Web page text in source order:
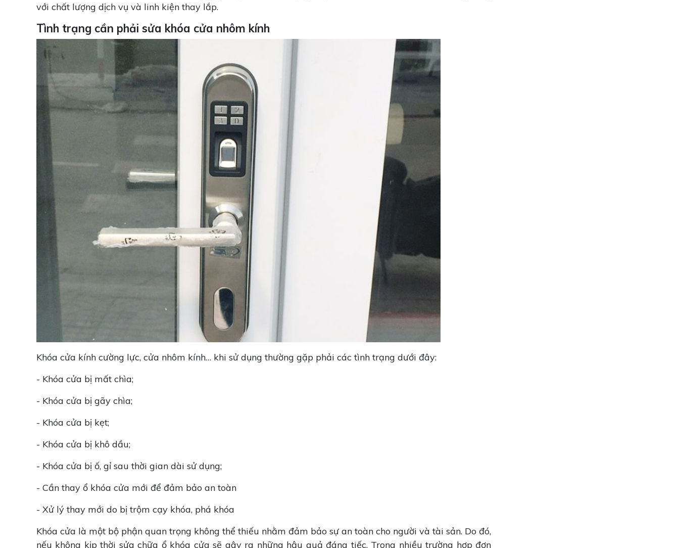
với chất lượng dịch vụ và linh kiện thay lắp.
Tình trạng cần phải sửa khóa cửa nhôm kính
Khóa cửa kính cường lực, cửa nhôm kính… khi sử dụng thường gặp phải các tình trạng dưới đây:
- Khóa cửa bị mất chìa;
- Khóa cửa bị gãy chìa;
- Khóa cửa bị kẹt;
- Khóa cửa bị khô dầu;
- Khóa cửa bị ố, gỉ sau thời gian dài sử dụng;
- Cần thay ổ khóa cửa mới để đảm bảo an toàn
- Xử lý thay mới do bị trộm cạy khóa, phá khóa
Khóa cửa là một bộ phận quan trọng không thể thiếu nhằm đảm bảo sự an toàn cho người và tài sản. Do đó,
nếu không kịp thời sửa chữa ổ khóa cửa sẽ gây ra những hậu quả đáng tiếc. Trong nhiều trường hợp đơn